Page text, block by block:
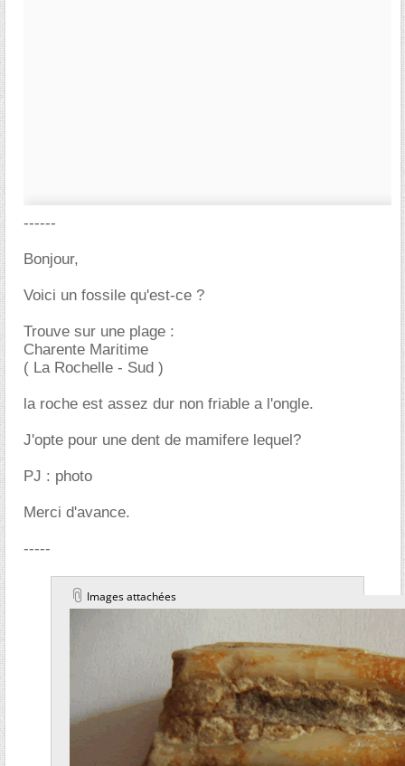
------
Bonjour,
Voici un fossile qu'est-ce ?
Trouve sur une plage :
Charente Maritime
( La Rochelle - Sud )
la roche est assez dur non friable a l'ongle.
J'opte pour une dent de mamifere lequel?
PJ : photo
Merci d'avance.
-----
Images attachées